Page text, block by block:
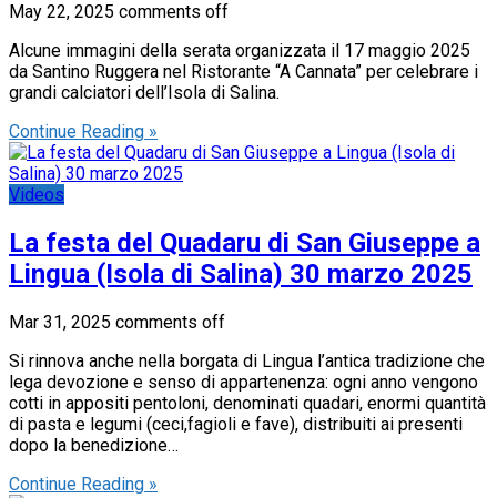
May 22, 2025 comments off
Alcune immagini della serata organizzata il 17 maggio 2025
da Santino Ruggera nel Ristorante “A Cannata” per celebrare i
grandi calciatori dell’Isola di Salina.
Continue Reading »
Videos
La festa del Quadaru di San Giuseppe a
Lingua (Isola di Salina) 30 marzo 2025
Mar 31, 2025 comments off
Si rinnova anche nella borgata di Lingua l’antica tradizione che
lega devozione e senso di appartenenza: ogni anno vengono
cotti in appositi pentoloni, denominati quadari, enormi quantità
di pasta e legumi (ceci,fagioli e fave), distribuiti ai presenti
dopo la benedizione…
Continue Reading »